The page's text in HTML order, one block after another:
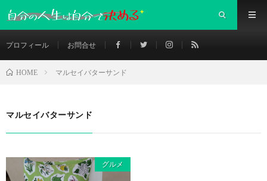
プロフィール お問合せ
HOME マルセイバターサンド
マルセイバターサンド
グルメ